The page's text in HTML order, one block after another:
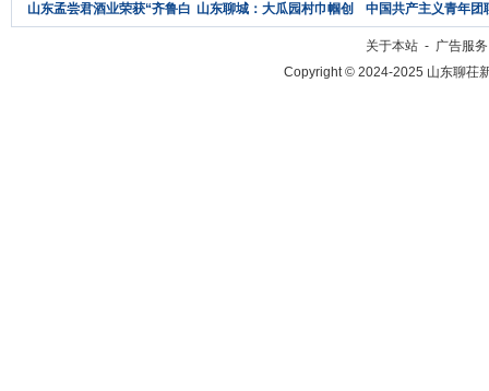
山东孟尝君酒业荣获“齐鲁白
酒酒体设计金奖”荣誉称
山东聊城：大瓜园村巾帼创
业女青年杨春 爱心温暖社
中国共产主义青年团
茌平区第一次代表大
关于本站 - 广告服务
Copyright © 2024-2025 山东聊茌